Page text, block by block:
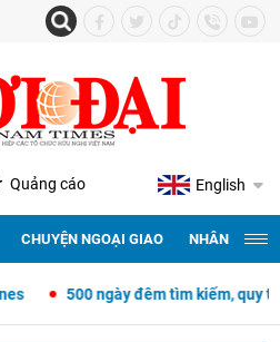
Quảng cáo English
CHUYỆN NGOẠI GIAO NHÂN
500 ngày đêm tìm kiếm, quy